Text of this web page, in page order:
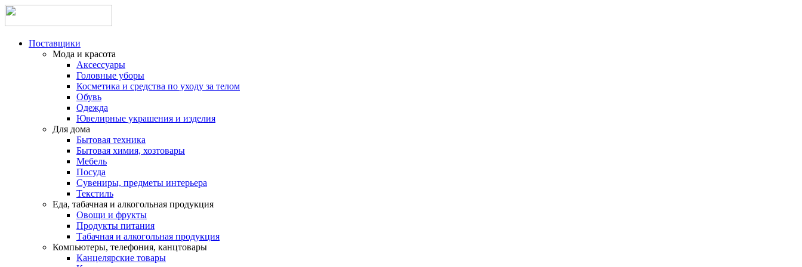
Поставщики
Мода и красота
Аксессуары
Головные уборы
Косметика и средства по уходу за телом
Обувь
Одежда
Ювелирные украшения и изделия
Для дома
Бытовая техника
Бытовая химия, хозтовары
Мебель
Посуда
Сувениры, предметы интерьера
Текстиль
Еда, табачная и алкогольная продукция
Овощи и фрукты
Продукты питания
Табачная и алкогольная продукция
Компьютеры, телефония, канцтовары
Канцелярские товары